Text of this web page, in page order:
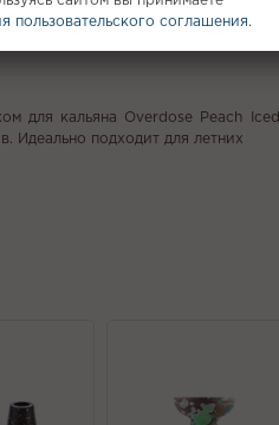
Земляника (Lotus
для кальяна Overdose Peach
Идеально подходит для летних
пользовательского соглашения.